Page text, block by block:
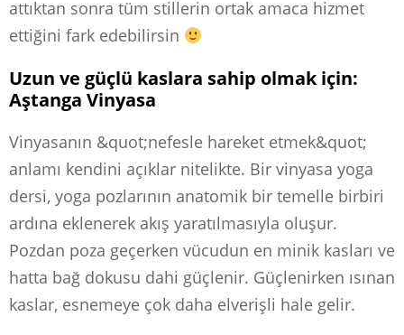
attıktan sonra tüm stillerin ortak amaca hizmet
ettiğini fark edebilirsin
Uzun ve güçlü kaslara sahip olmak için:
Aştanga Vinyasa
Vinyasanın &quot;nefesle hareket etmek&quot;
anlamı kendini açıklar nitelikte. Bir vinyasa yoga
dersi, yoga pozlarının anatomik bir temelle birbiri
ardına eklenerek akış yaratılmasıyla oluşur.
Pozdan poza geçerken vücudun en minik kasları ve
hatta bağ dokusu dahi güçlenir. Güçlenirken ısınan
kaslar, esnemeye çok daha elverişli hale gelir.